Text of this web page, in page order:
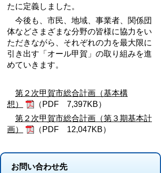
たに定義しました。
今後も、市民、地域、事業者、関係団
体などさまざまな分野の皆様に協力をい
ただきながら、それぞれの力を最大限に
引き出す「オール甲賀」の取り組みを進
めていきます。
第２次甲賀市総合計画（基本構
想）
（PDF 7,397KB）
第２次甲賀市総合計画（第３期基本計
画）
（ PDF 12,047KB）
お問い合わせ先